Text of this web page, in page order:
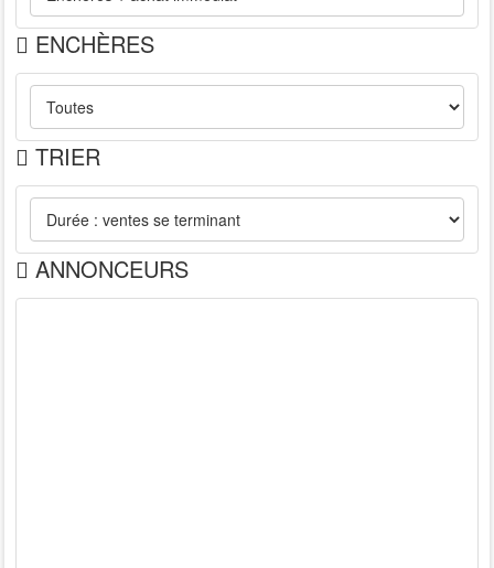
ENCHÈRES
TRIER
ANNONCEURS